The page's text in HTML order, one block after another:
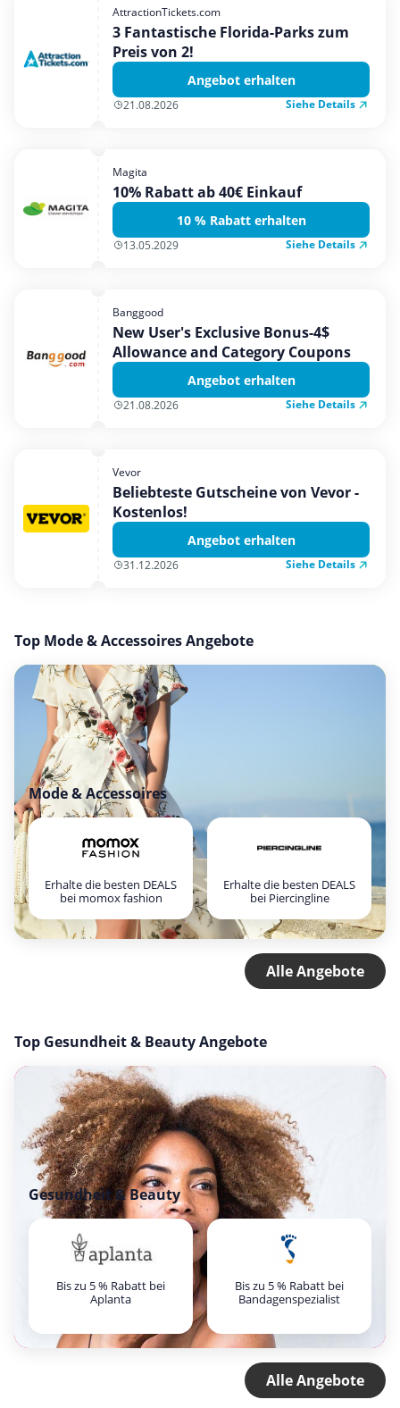
AttractionTickets.com
3 Fantastische Florida-Parks zum
Preis von 2!
Angebot erhalten
21.08.2026 Siehe Details
Magita
10% Rabatt ab 40€ Einkauf
10 % Rabatt erhalten
13.05.2029 Siehe Details
Banggood
New User's Exclusive Bonus-4$
Allowance and Category Coupons
Angebot erhalten
21.08.2026 Siehe Details
Vevor
Beliebteste Gutscheine von Vevor -
Kostenlos!
Angebot erhalten
31.12.2026 Siehe Details
Top Mode & Accessoires Angebote
Mode & Accessoires
Erhalte die besten DEALS
bei momox fashion
Erhalte die besten DEALS
bei Piercingline
Alle Angebote
Top Gesundheit & Beauty Angebote
Gesundheit & Beauty
Bis zu 5 % Rabatt bei
Aplanta
Bis zu 5 % Rabatt bei
Bandagenspezialist
Alle Angebote